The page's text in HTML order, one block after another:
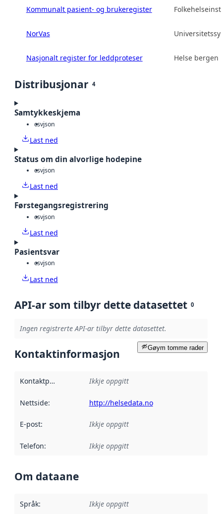
Kommunalt pasient- og brukeregister
NorVas
Nasjonalt register for leddproteser Helse bergen
Distribusjonar 4
Samtykkeskjema
csvjson
Last ned
Status om din alvorlige hodepine
csvjson
Last ned
Førstegangsregistrering
csvjson
Last ned
Pasientsvar
csvjson
Last ned
API-ar som tilbyr dette datasettet 0
Ingen registrerte API-ar tilbyr dette datasettet.
Gøym tomme rader
Kontaktinformasjon
Kontaktpunkt Ikkje oppgitt
Nettside: http://helsedata.no
E-post: Ikkje oppgitt
Telefon: Ikkje oppgitt
Om dataane
Språk: Ikkje oppgitt